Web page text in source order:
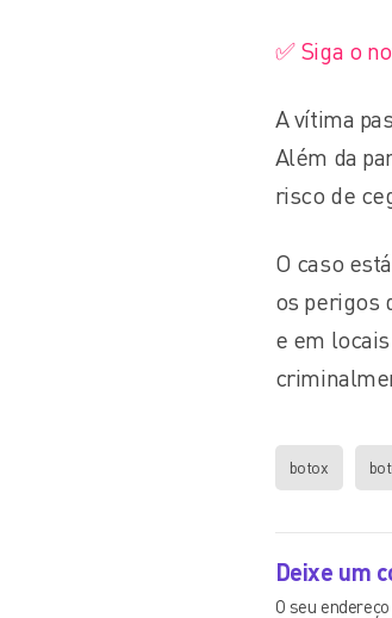
✅ Siga o
A vítima
Além da
risco de
O caso
os perigos
e em
botox
Deixe um
O seu